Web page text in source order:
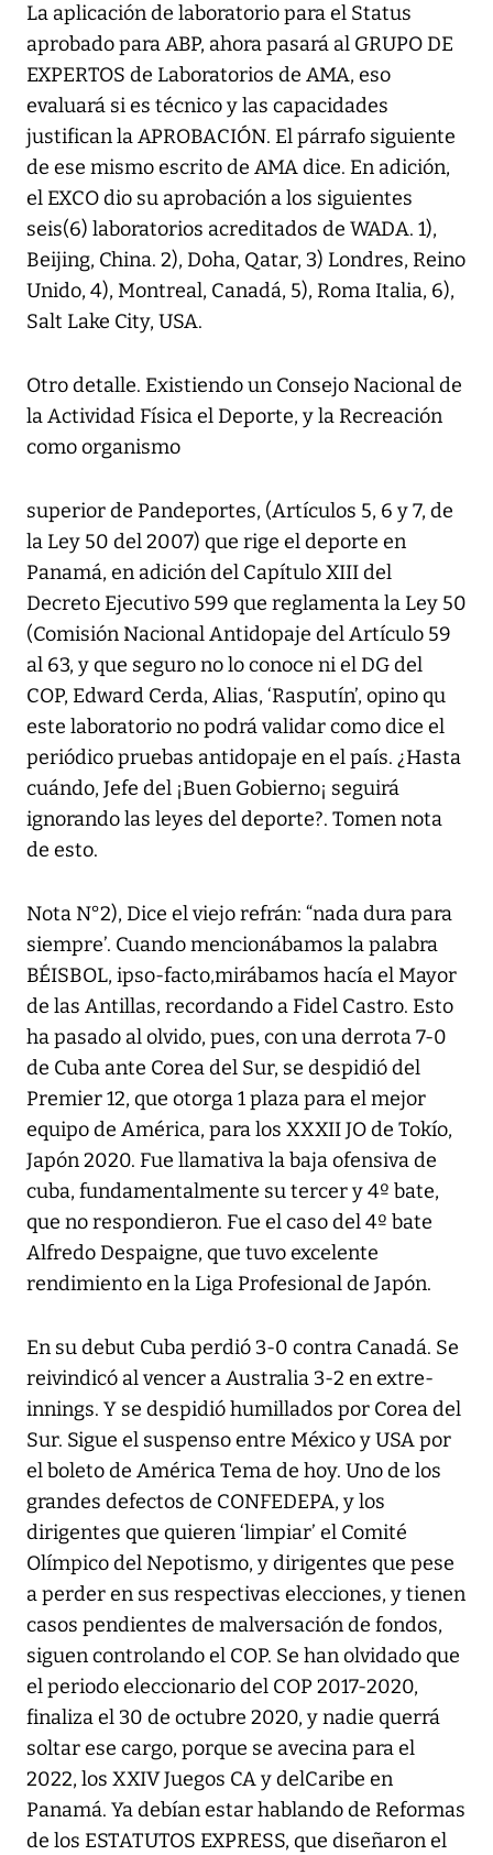
La aplicación de laboratorio para el Status
aprobado para ABP, ahora pasará al GRUPO DE
EXPERTOS de Laboratorios de AMA, eso
evaluará si es técnico y las capacidades
justifican la APROBACIÓN. El párrafo siguiente
de ese mismo escrito de AMA dice. En adición,
el EXCO dio su aprobación a los siguientes
seis(6) laboratorios acreditados de WADA. 1),
Beijing, China. 2), Doha, Qatar, 3) Londres, Reino
Unido, 4), Montreal, Canadá, 5), Roma Italia, 6),
Salt Lake City, USA.
Otro detalle. Existiendo un Consejo Nacional de
la Actividad Física el Deporte, y la Recreación
como organismo
superior de Pandeportes, (Artículos 5, 6 y 7, de
la Ley 50 del 2007) que rige el deporte en
Panamá, en adición del Capítulo XIII del
Decreto Ejecutivo 599 que reglamenta la Ley 50
(Comisión Nacional Antidopaje del Artículo 59
al 63, y que seguro no lo conoce ni el DG del
COP, Edward Cerda, Alias, ‘Rasputín’, opino qu
este laboratorio no podrá validar como dice el
periódico pruebas antidopaje en el país. ¿Hasta
cuándo, Jefe del ¡Buen Gobierno¡ seguirá
ignorando las leyes del deporte?. Tomen nota
de esto.
Nota N°2), Dice el viejo refrán: “nada dura para
siempre’. Cuando mencionábamos la palabra
BÉISBOL, ipso-facto,mirábamos hacía el Mayor
de las Antillas, recordando a Fidel Castro. Esto
ha pasado al olvido, pues, con una derrota 7-0
de Cuba ante Corea del Sur, se despidió del
Premier 12, que otorga 1 plaza para el mejor
equipo de América, para los XXXII JO de Tokío,
Japón 2020. Fue llamativa la baja ofensiva de
cuba, fundamentalmente su tercer y 4º bate,
que no respondieron. Fue el caso del 4º bate
Alfredo Despaigne, que tuvo excelente
rendimiento en la Liga Profesional de Japón.
En su debut Cuba perdió 3-0 contra Canadá. Se
reivindicó al vencer a Australia 3-2 en extre-
innings. Y se despidió humillados por Corea del
Sur. Sigue el suspenso entre México y USA por
el boleto de América Tema de hoy. Uno de los
grandes defectos de CONFEDEPA, y los
dirigentes que quieren ‘limpiar’ el Comité
Olímpico del Nepotismo, y dirigentes que pese
a perder en sus respectivas elecciones, y tienen
casos pendientes de malversación de fondos,
siguen controlando el COP. Se han olvidado que
el periodo eleccionario del COP 2017-2020,
finaliza el 30 de octubre 2020, y nadie querrá
soltar ese cargo, porque se avecina para el
2022, los XXIV Juegos CA y delCaribe en
Panamá. Ya debían estar hablando de Reformas
de los ESTATUTOS EXPRESS, que diseñaron el